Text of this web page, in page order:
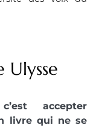
Ulysse
accepter
livre qui ne se